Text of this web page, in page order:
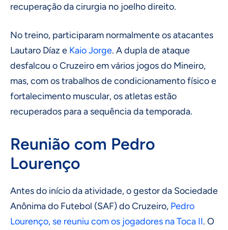
recuperação da cirurgia no joelho direito.
No treino, participaram normalmente os atacantes
Lautaro Díaz e Kaio Jorge. A dupla de ataque
desfalcou o Cruzeiro em vários jogos do Mineiro,
mas, com os trabalhos de condicionamento físico e
fortalecimento muscular, os atletas estão
recuperados para a sequência da temporada.
Reunião com Pedro
Lourenço
Antes do início da atividade, o gestor da Sociedade
Anônima do Futebol (SAF) do Cruzeiro, Pedro
Lourenço, se reuniu com os jogadores na Toca II. O